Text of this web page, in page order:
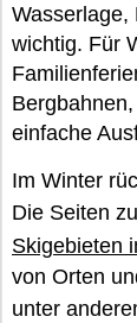
Wasserlage,
wichtig. Für
einfache
Im Winter
Die Seiten zu
Skigebieten
von Orten
unter